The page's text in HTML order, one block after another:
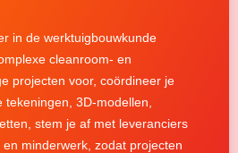
in de werktuigbouwkunde
cleanroom- en
projecten voor, coördineer je
3D-modellen,
stem je af met leveranciers
minderwerk, zodat projecten